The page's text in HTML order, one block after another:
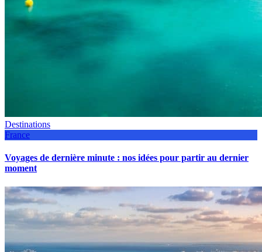
Destinations
France
Voyages de dernière minute : nos idées pour partir au dernier
moment